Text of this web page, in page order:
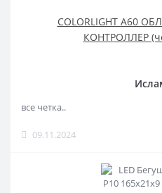
COLORLIGHT A60
КОНТРОЛЛЕР
все четка..
09.11.2024